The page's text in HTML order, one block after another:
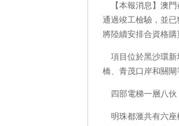
【本報消息】澳門
通過竣工檢驗，並已
將陸續安排合資格購
項目位於黑沙環新
橋、青茂口岸和關閘
四部電梯一層八伙
明珠都滙共有六座